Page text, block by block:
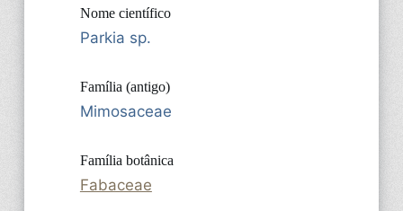
Nome científico
Parkia sp.
Família (antigo)
Mimosaceae
Família botânica
Fabaceae